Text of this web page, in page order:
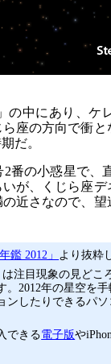
の中にあり、ケ
座の方向で衝
だ。
番の小惑星で、
が、くじら座
近さなので、
鑑 2012」
より抜粋
は注目現象の見ど
。2012年の星空を
ンしたりできるパ
できる電子版や